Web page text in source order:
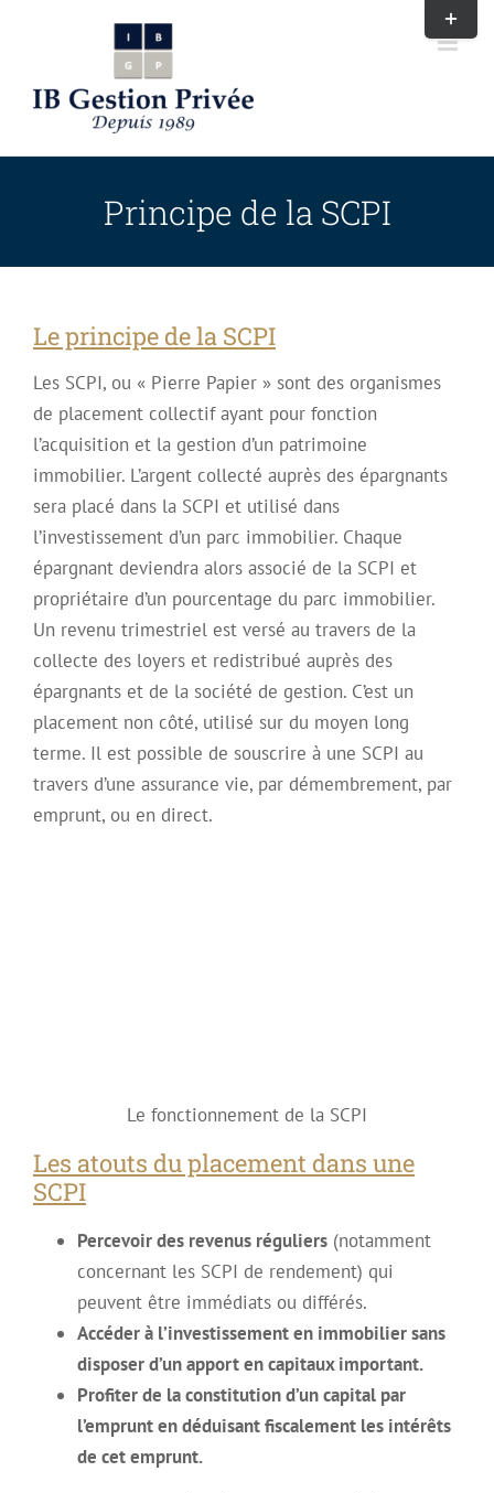
Principe de la SCPI
Le principe de la SCPI
Les SCPI, ou « Pierre Papier » sont des organismes
de placement collectif ayant pour fonction
l’acquisition et la gestion d’un patrimoine
immobilier. L’argent collecté auprès des épargnants
sera placé dans la SCPI et utilisé dans
l’investissement d’un parc immobilier. Chaque
épargnant deviendra alors associé de la SCPI et
propriétaire d’un pourcentage du parc immobilier.
Un revenu trimestriel est versé au travers de la
collecte des loyers et redistribué auprès des
épargnants et de la société de gestion. C’est un
placement non côté, utilisé sur du moyen long
terme. Il est possible de souscrire à une SCPI au
travers d’une assurance vie, par démembrement, par
emprunt, ou en direct.
Le fonctionnement de la SCPI
Les atouts du placement dans une
SCPI
Percevoir des revenus réguliers (notamment
concernant les SCPI de rendement) qui
peuvent être immédiats ou différés.
Accéder à l’investissement en immobilier sans
disposer d’un apport en capitaux important.
Profiter de la constitution d’un capital par
l’emprunt en déduisant fiscalement les intérêts
de cet emprunt.
Bascule
de